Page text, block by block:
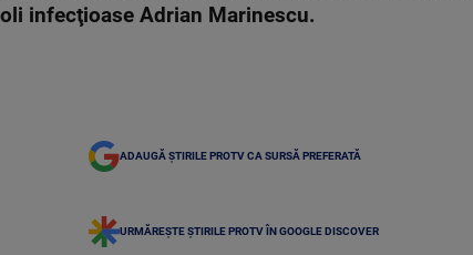
infecţioase Adrian Marinescu.
ADAUGĂ ȘTIRILE PROTV CA SURSĂ PREFERATĂ
URMĂREȘTE ȘTIRILE PROTV ÎN GOOGLE DISCOVER